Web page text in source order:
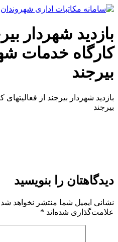
پرش
محتوا
بازدید شهردار
کارگاه خدمات
بیرجند
بازدید شهردار بیرجند از
بیرجند
دیدگاهتان را بنویسید
نشانی ایمیل شما منتشر نخواهد
علامت‌گذاری شده‌اند *